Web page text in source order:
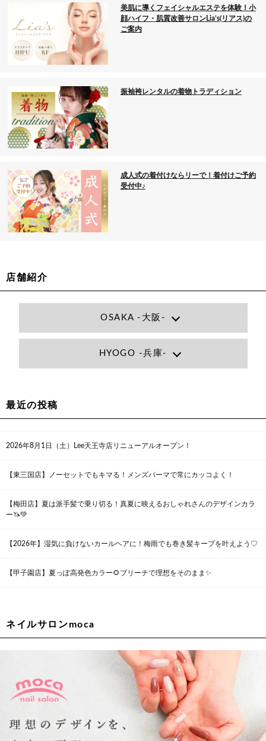
美肌に導くフェイシャルエステを体験！小
顔ハイフ・肌質改善サロンLia’s(リアス)の
ご案内
振袖袴レンタルの着物トラディション
成人式の着付けならリーで！着付けご予約
受付中♪
店舗紹介
OSAKA -大阪-
大阪府大阪市北区小松原町1-27梅田エビスビル7F
大阪市北区茶屋町13-6 TAG茶屋町7F
〒550-0014 大阪府大阪市西区北堀江1-13-10 シマノ工業ビル
Lee天王寺店
大阪府大阪市阿倍野区阿倍野筋２－１－２０ ｃｒｏｉｓｓａ
ｎｔビルＢ１Ｆ
06-6537-9791
Lee上新庄Vita店
HYOGO -兵庫-
Lee甲子園店
最近の投稿
2026年8月1日（土）Lee天王寺店リニューアルオープン！
【東三国店】ノーセットでもキマる！メンズパーマで常にカッコよく！
【梅田店】夏は派手髪で乗り切る！真夏に映えるおしゃれさんのデザインカラ
ー🦄💚
【2026年】湿気に負けないカールヘアに！梅雨でも巻き髪キープを叶えよう♡
【甲子園店】夏っぽ高発色カラー🌻ブリーチで理想をそのまま✨
ネイルサロンmoca